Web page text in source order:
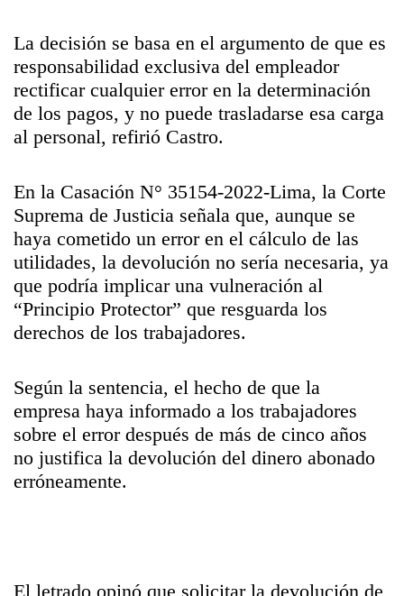
La decisión se basa en el argumento de que es
responsabilidad exclusiva del empleador
rectificar cualquier error en la determinación
de los pagos, y no puede trasladarse esa carga
al personal, refirió Castro.
En la Casación N° 35154-2022-Lima, la Corte
Suprema de Justicia señala que, aunque se
haya cometido un error en el cálculo de las
utilidades, la devolución no sería necesaria, ya
que podría implicar una vulneración al
“Principio Protector” que resguarda los
derechos de los trabajadores.
Según la sentencia, el hecho de que la
empresa haya informado a los trabajadores
sobre el error después de más de cinco años
no justifica la devolución del dinero abonado
erróneamente.
El letrado opinó que solicitar la devolución de